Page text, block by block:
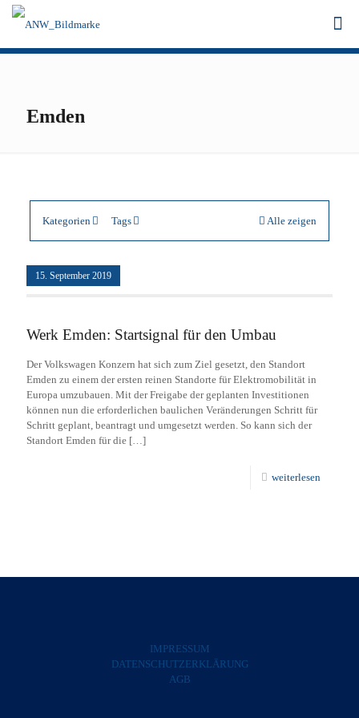
Emden
Kategorien Tags Alle zeigen
15. September 2019
Werk Emden: Startsignal für den Umbau
Der Volkswagen Konzern hat sich zum Ziel gesetzt, den Standort
Emden zu einem der ersten reinen Standorte für Elektromobilität in
Europa umzubauen. Mit der Freigabe der geplanten Investitionen
können nun die erforderlichen baulichen Veränderungen Schritt für
Schritt geplant, beantragt und umgesetzt werden. So kann sich der
Standort Emden für die […]
weiterlesen
IMPRESSUM
DATENSCHUTZERKLÄRUNG
AGB